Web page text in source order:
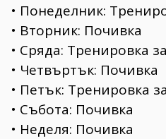
• Понеделник:
• Вторник: Почивка
• Сряда: Тренировка
• Четвъртък: Почивка
• Петък: Тренировка
• Събота: Почивка
• Неделя: Почивка